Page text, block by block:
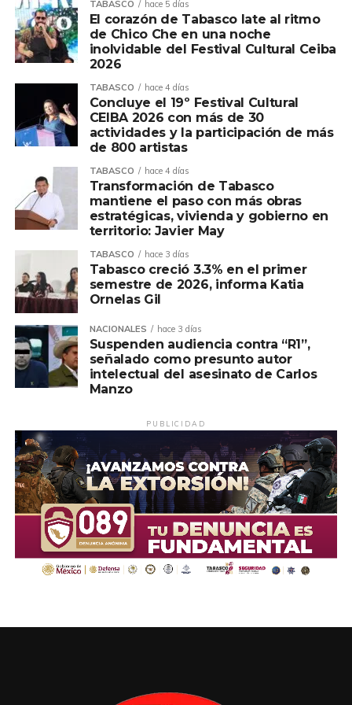
TABASCO hace 5 días
El corazón de Tabasco late al ritmo
de Chico Che en una noche
inolvidable del Festival Cultural Ceiba
2026
TABASCO hace 4 días
Concluye el 19º Festival Cultural
CEIBA 2026 con más de 30
actividades y la participación de más
de 800 artistas
TABASCO hace 4 días
Transformación de Tabasco
mantiene el paso con más obras
estratégicas, vivienda y gobierno en
territorio: Javier May
TABASCO hace 3 días
Tabasco creció 3.3% en el primer
semestre de 2026, informa Katia
Ornelas Gil
NACIONALES hace 3 días
Suspenden audiencia contra “R1”,
señalado como presunto autor
intelectual del asesinato de Carlos
Manzo
PUBLICIDAD